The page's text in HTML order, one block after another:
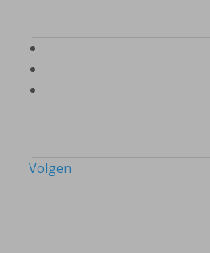
Volgen